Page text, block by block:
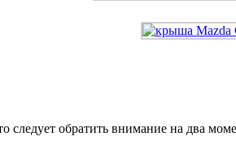
следует обратить внимание на два